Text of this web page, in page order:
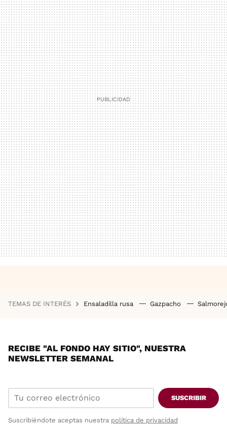
TEMAS DE INTERÉS Ensaladilla rusa Gazpacho
RECIBE "AL FONDO HAY SITIO", NUESTRA
NEWSLETTER SEMANAL
SUSCRIBIR
Suscribiéndote aceptas nuestra política de privacidad